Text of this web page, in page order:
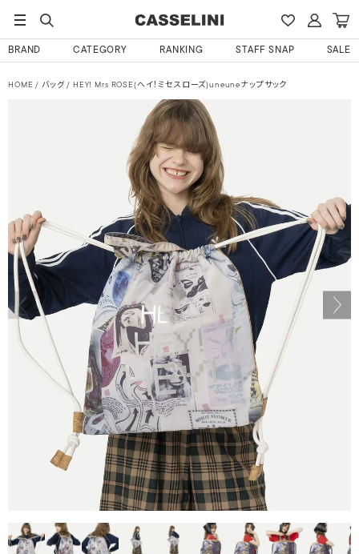
BRAND CATEGORY RANKING STAFF SNAP SALE
HOME バッグ HEY! Mrs ROSE(ヘイ！ミセスローズ)uneuneナップサック